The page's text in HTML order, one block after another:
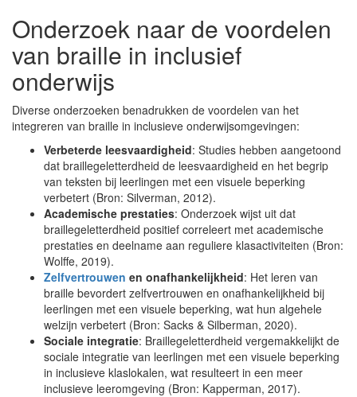
Onderzoek naar de voordelen
van braille in inclusief
onderwijs
Diverse onderzoeken benadrukken de voordelen van het
integreren van braille in inclusieve onderwijsomgevingen:
Verbeterde leesvaardigheid: Studies hebben aangetoond
dat braillegeletterdheid de leesvaardigheid en het begrip
van teksten bij leerlingen met een visuele beperking
verbetert (Bron: Silverman, 2012).
Academische prestaties: Onderzoek wijst uit dat
braillegeletterdheid positief correleert met academische
prestaties en deelname aan reguliere klasactiviteiten (Bron:
Wolffe, 2019).
Zelfvertrouwen en onafhankelijkheid: Het leren van
braille bevordert zelfvertrouwen en onafhankelijkheid bij
leerlingen met een visuele beperking, wat hun algehele
welzijn verbetert (Bron: Sacks & Silberman, 2020).
Sociale integratie: Braillegeletterdheid vergemakkelijkt de
sociale integratie van leerlingen met een visuele beperking
in inclusieve klaslokalen, wat resulteert in een meer
inclusieve leeromgeving (Bron: Kapperman, 2017).